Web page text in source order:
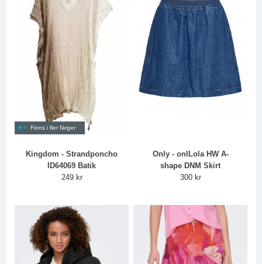
Finns i fler färger
Kingdom - Strandponcho
ID64069 Batik
249 kr
Only - onlLola HW A-
shape DNM Skirt
300 kr